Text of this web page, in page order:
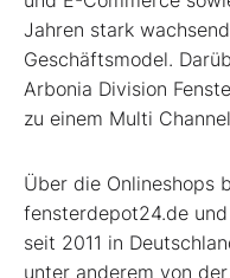
Jahren stark
Geschäftsmodel.
Arbonia Division
zu einem Multi
Über die Onlineshops
fensterdepot24.de
seit 2011 in
unter anderem von